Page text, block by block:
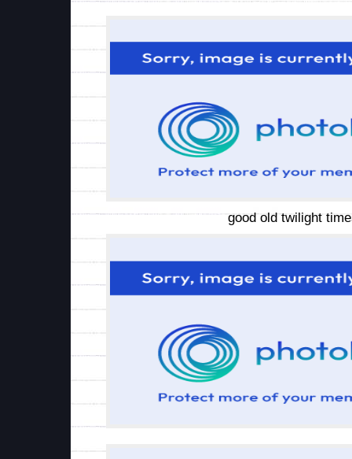
good old twilight